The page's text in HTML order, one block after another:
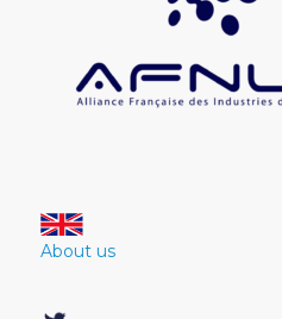
About us